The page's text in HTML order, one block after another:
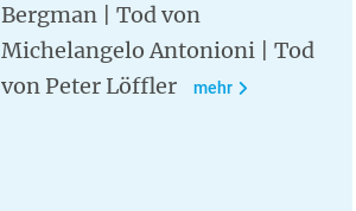
Bergman | Tod von
Michelangelo Antonioni | Tod
von Peter Löffler
mehr